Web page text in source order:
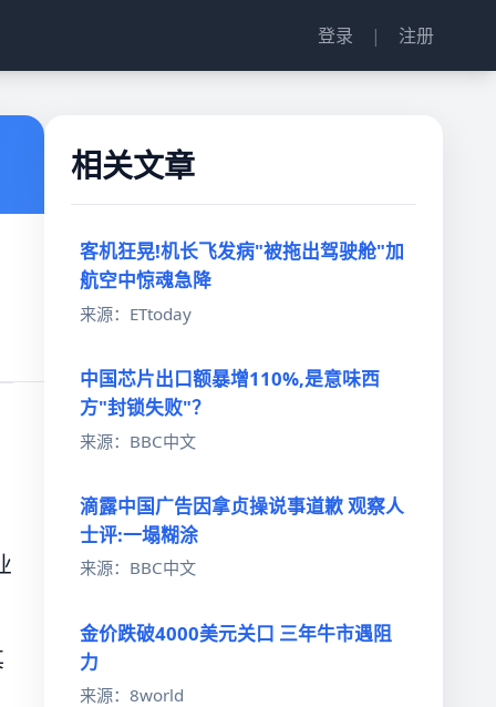
登录 | 注册
相关文章
客机狂晃!机长飞发病"被拖出驾驶舱"加
航空中惊魂急降
来源：ETtoday
中国芯片出口额暴增110%,是意味西
方"封锁失败"？
来源：BBC中文
滴露中国广告因拿贞操说事道歉 观察人
士评:一塌糊涂
来源：BBC中文
金价跌破4000美元关口 三年牛市遇阻
力
来源：8world